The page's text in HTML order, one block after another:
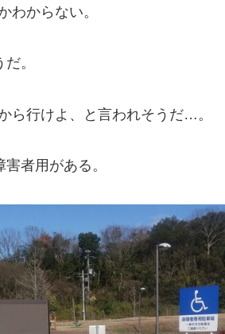
わからない。
。
ら行けよ、と言われそうだ…。
者用がある。